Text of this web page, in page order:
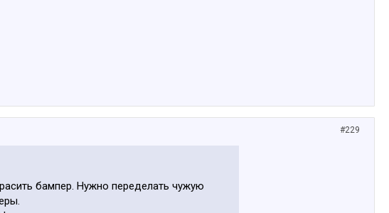
#229
бампер. Нужно переделать чужую